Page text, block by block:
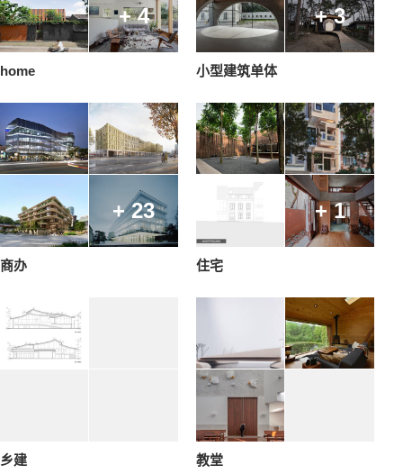
+ 4
home
+ 3
小型建筑单体
+ 23
商办
+ 1
住宅
乡建 教堂